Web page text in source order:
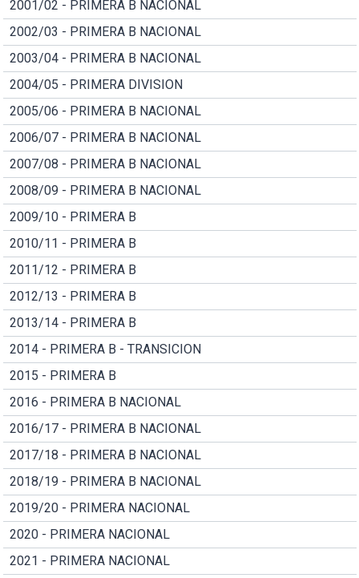
2001/02 - PRIMERA B NACIONAL
2002/03 - PRIMERA B NACIONAL
2003/04 - PRIMERA B NACIONAL
2004/05 - PRIMERA DIVISION
2005/06 - PRIMERA B NACIONAL
2006/07 - PRIMERA B NACIONAL
2007/08 - PRIMERA B NACIONAL
2008/09 - PRIMERA B NACIONAL
2009/10 - PRIMERA B
2010/11 - PRIMERA B
2011/12 - PRIMERA B
2012/13 - PRIMERA B
2013/14 - PRIMERA B
2014 - PRIMERA B - TRANSICION
2015 - PRIMERA B
2016 - PRIMERA B NACIONAL
2016/17 - PRIMERA B NACIONAL
2017/18 - PRIMERA B NACIONAL
2018/19 - PRIMERA B NACIONAL
2019/20 - PRIMERA NACIONAL
2020 - PRIMERA NACIONAL
2021 - PRIMERA NACIONAL